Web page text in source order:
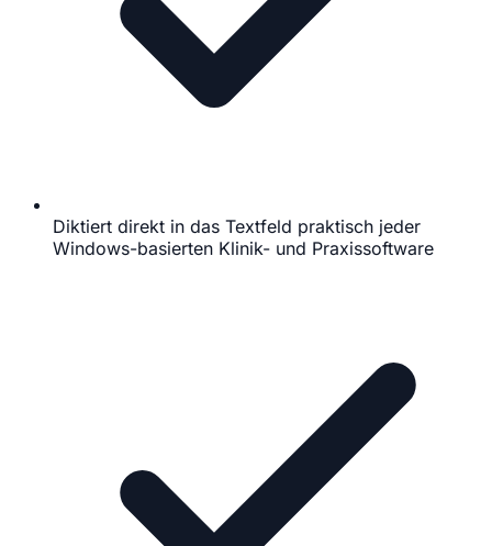
Diktiert direkt in das Textfeld praktisch jeder
Windows-basierten Klinik- und Praxissoftware